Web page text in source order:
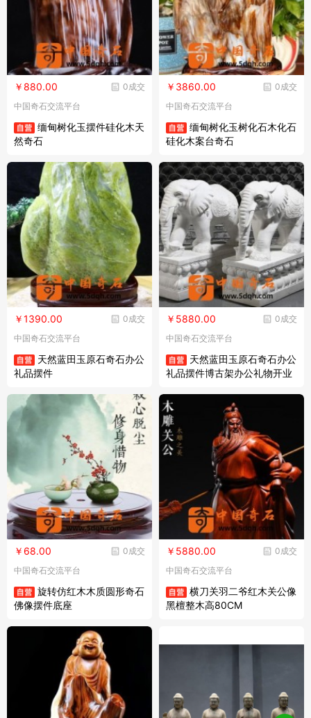
0成交
￥880.00
中国奇石交流平台
缅甸树化玉摆件硅化木天
然奇石
0成交
￥3860.00
中国奇石交流平台
缅甸树化玉树化石木化石
硅化木案台奇石
0成交
￥1390.00
中国奇石交流平台
天然蓝田玉原石奇石办公
礼品摆件
0成交
￥5880.00
中国奇石交流平台
天然蓝田玉原石奇石办公
礼品摆件博古架办公礼物开业
0成交
￥68.00
中国奇石交流平台
旋转仿红木木质圆形奇石
佛像摆件底座
0成交
￥5880.00
中国奇石交流平台
横刀关羽二爷红木关公像
黑檀整木高80CM